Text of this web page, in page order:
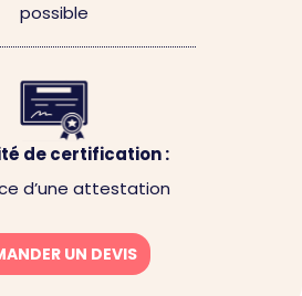
possible
de certification :
d’une attestation
UN DEVIS